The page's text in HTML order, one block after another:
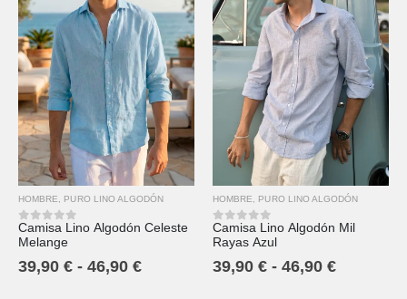
HOMBRE PURO LINO ALGODÓN
0out of 5
Camisa Lino Algodón Celeste
Melange
39,90 € - 46,90 €
HOMBRE PURO LINO ALGODÓN
0out of 5
Camisa Lino Algodón Mil
Rayas Azul
39,90 € - 46,90 €